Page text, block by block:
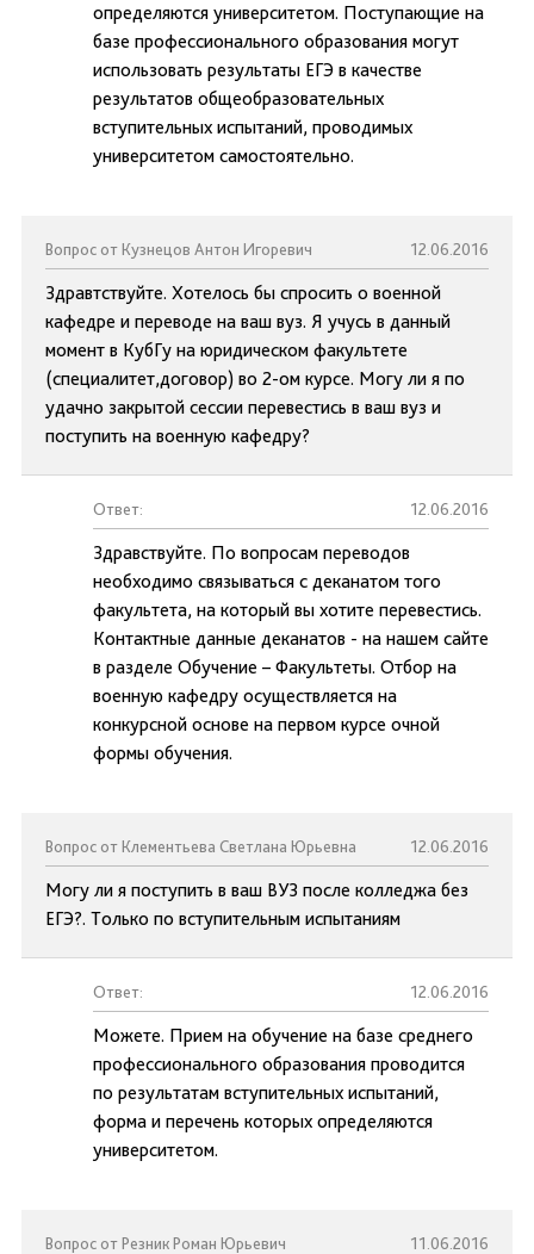
определяются университетом. Поступающие на
базе профессионального образования могут
использовать результаты ЕГЭ в качестве
результатов общеобразовательных
вступительных испытаний, проводимых
университетом самостоятельно.
Вопрос от Кузнецов Антон Игоревич 12.06.2016
Здравтствуйте. Хотелось бы спросить о военной
кафедре и переводе на ваш вуз. Я учусь в данный
момент в КубГу на юридическом факультете
(специалитет,договор) во 2-ом курсе. Могу ли я по
удачно закрытой сессии перевестись в ваш вуз и
поступить на военную кафедру?
Ответ: 12.06.2016
Здравствуйте. По вопросам переводов
необходимо связываться с деканатом того
факультета, на который вы хотите перевестись.
Контактные данные деканатов - на нашем сайте
в разделе Обучение – Факультеты. Отбор на
военную кафедру осуществляется на
конкурсной основе на первом курсе очной
формы обучения.
Вопрос от Клементьева Светлана Юрьевна 12.06.2016
Могу ли я поступить в ваш ВУЗ после колледжа без
ЕГЭ?. Только по вступительным испытаниям
Ответ: 12.06.2016
Можете. Прием на обучение на базе среднего
профессионального образования проводится
по результатам вступительных испытаний,
форма и перечень которых определяются
университетом.
Вопрос от Резник Роман Юрьевич 11.06.2016